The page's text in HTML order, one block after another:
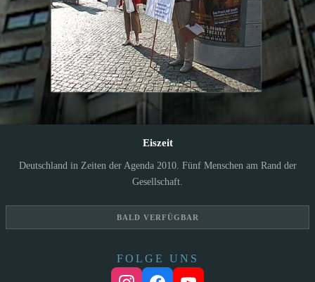
Eiszeit
Deutschland in Zeiten der Agenda 2010. Fünf Menschen am Rand der
Gesellschaft.
BALD VERFÜGBAR
FOLGE UNS